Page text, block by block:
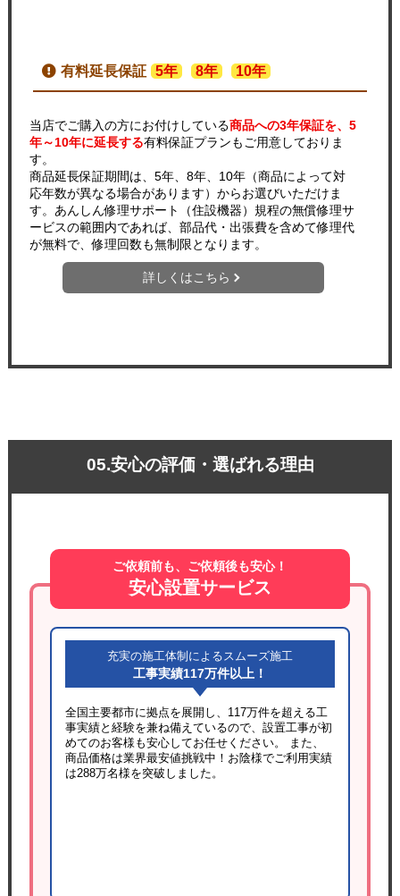
有料延長保証 5年 8年 10年
当店でご購入の方にお付けしている商品への3年保証を、5
年～10年に延長する有料保証プランもご用意しておりま
す。
商品延長保証期間は、5年、8年、10年（商品によって対
応年数が異なる場合があります）からお選びいただけま
す。あんしん修理サポート（住設機器）規程の無償修理サ
ービスの範囲内であれば、部品代・出張費を含めて修理代
が無料で、修理回数も無制限となります。
詳しくはこちら
05.安心の評価・選ばれる理由
ご依頼前も、ご依頼後も安心！
安心設置サービス
充実の施工体制によるスムーズ施工
工事実績117万件以上！
全国主要都市に拠点を展開し、117万件を超える工
事実績と経験を兼ね備えているので、設置工事が初
めてのお客様も安心してお任せください。 また、
商品価格は業界最安値挑戦中！お陰様でご利用実績
は288万名様を突破しました。